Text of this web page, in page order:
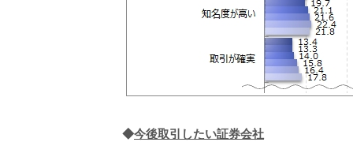
◆今後取引したい証券会社